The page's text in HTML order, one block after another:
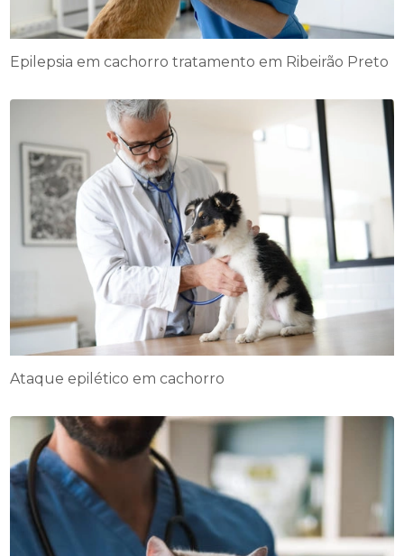
Epilepsia em cachorro tratamento em Ribeirão Preto
Ataque epilético em cachorro